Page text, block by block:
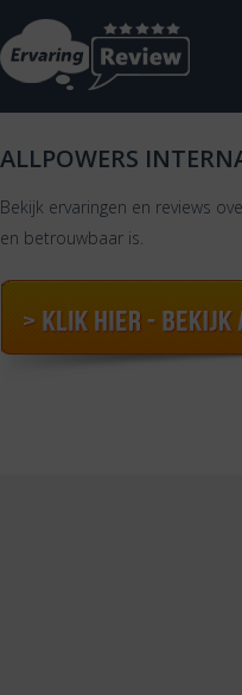
ALLPOWERS
Bekijk ervaringen en reviews
en betrouwbaar is.